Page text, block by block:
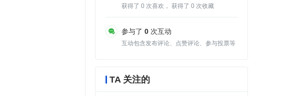
获得了 0 次喜欢， 获得了 0 次收藏
参与了 0 次互动
互动包含发布评论、点赞评论、参与投票等
TA 关注的